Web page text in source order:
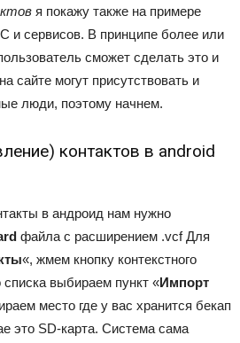
я покажу также на примере
и сервисов. В принципе более или
сможет сделать это и
сайте могут присутствовать и
люди, поэтому начнем.
контактов в android
в андроид нам нужно
файла с расширением .vcf Для
«, жмем кнопку контекстного
выбираем пункт «Импорт
место где у вас хранится бекап
это SD-карта. Система сама